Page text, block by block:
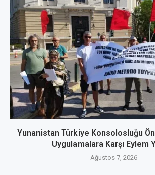
Yunanistan Türkiye Konsolosluğu
Uygulamalara Karşı Eylem
Ağustos 7, 2026